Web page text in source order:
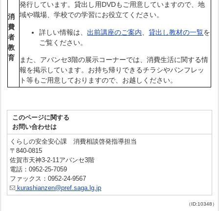
消
費
者
教
育
発行しています。貸出し用DVDもご用意していますので、地
域や職場、学校での学習にお役立てください。
詳しい情報は、出前講座のご案内 、貸出し教材の一覧を
ご覧ください。
また、アバンセ3階の展示コーナーでは、消費生活に関する情
報を掲示しています。お持ち帰りできるチラシやパンフレッ
ト等もご用意しておりますので、お越しください。
このページに関する
お問い合わせは
くらしの安全安心課 消費相談啓発指導担当
〒840-0815
佐賀市天神3-2-11アバンセ3階
電話：0952-25-7059
ファックス：0952-24-9567
kurashianzen@pref.saga.lg.jp
（ID:10348）